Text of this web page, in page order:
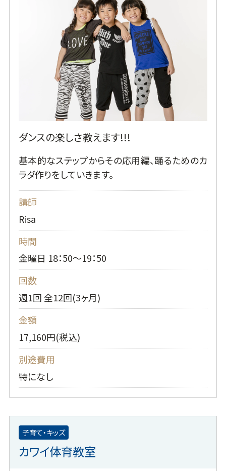
ダンスの楽しさ教えます!!!
基本的なステップからその応用編、踊るためのカ
ラダ作りをしていきます。
講師
Risa
時間
金曜日 18：50～19：50
回数
週1回 全12回(3ヶ月)
金額
17,160円(税込)
別途費用
特になし
カワイ体育教室
子育て・キッズ